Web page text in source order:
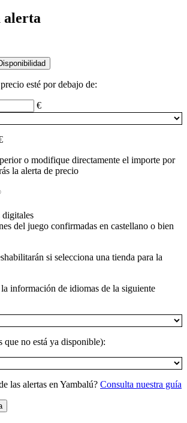
alerta
esté por debajo de:
€
o modifique directamente el importe por
la alerta de precio
del juego confirmadas en castellano o bien
si selecciona una tienda para la
información de idiomas de la siguiente
que no está ya disponible):
las alertas en Yambalú? Consulta nuestra guía